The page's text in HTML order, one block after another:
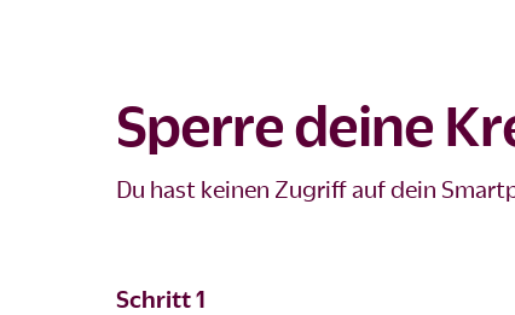
Sperre deine
Du hast keinen Zugriff auf dein
Schritt 1